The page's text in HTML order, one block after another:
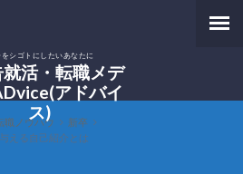
をシゴトにしたいあなたに
職ノウハウ
新卒
える自己紹介とは